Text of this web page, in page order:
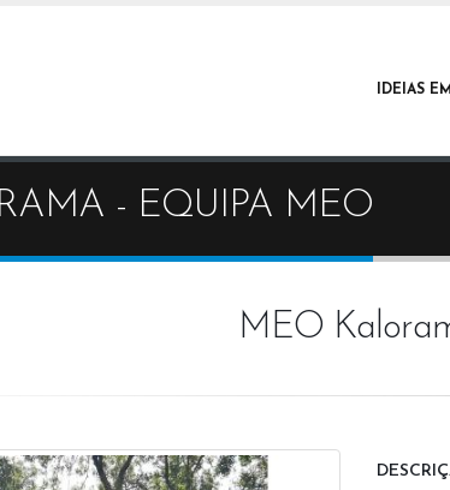
IDEIAS
- EQUIPA MEO
MEO